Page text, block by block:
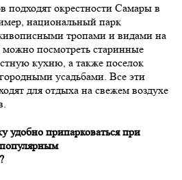
подходят окрестности Самары в
национальный парк
тропами и видами на
посмотреть старинные
кухню, а также поселок
усадьбами. Все эти
для отдыха на свежем воздухе
удобно припарковаться при